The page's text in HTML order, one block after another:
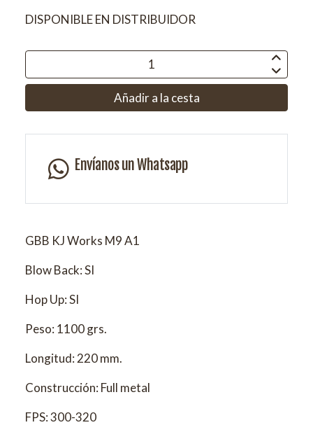
DISPONIBLE EN DISTRIBUIDOR
Añadir a la cesta
Envíanos un Whatsapp
GBB KJ Works M9 A1
Blow Back: SI
Hop Up: SI
Peso: 1100 grs.
Longitud: 220 mm.
Construcción: Full metal
FPS: 300-320